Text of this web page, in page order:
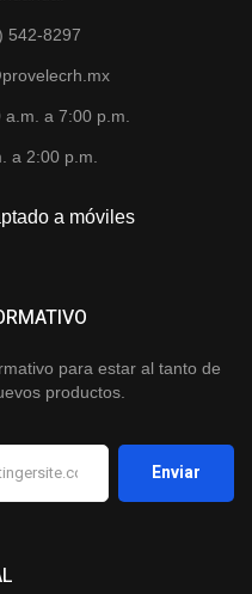
542-8297
a 7:00 p.m.
a 2:00 p.m.
a móviles
para estar al tanto de
productos.